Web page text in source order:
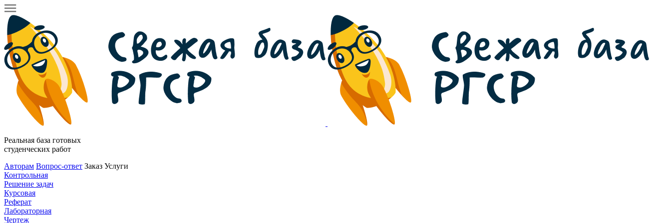
Реальная база готовых
студенческих работ
Авторам Вопрос-ответ Заказ Услуги
Контрольная
Решение задач
Курсовая
Реферат
Лабораторная
Чертеж